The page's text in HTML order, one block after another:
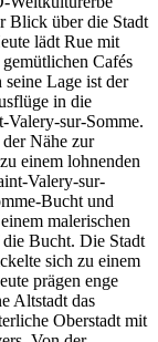
Blick über die Stadt
lädt Rue mit
Cafés
Lage ist der
in die
Valery-sur-Somme.
Nähe zur
einem lohnenden
Valery-sur-
Bucht und
malerischen
Bucht. Die Stadt
sich zu einem
prägen enge
Altstadt das
Oberstadt mit